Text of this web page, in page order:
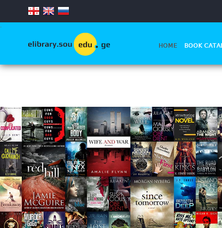
.
HOME BOOK